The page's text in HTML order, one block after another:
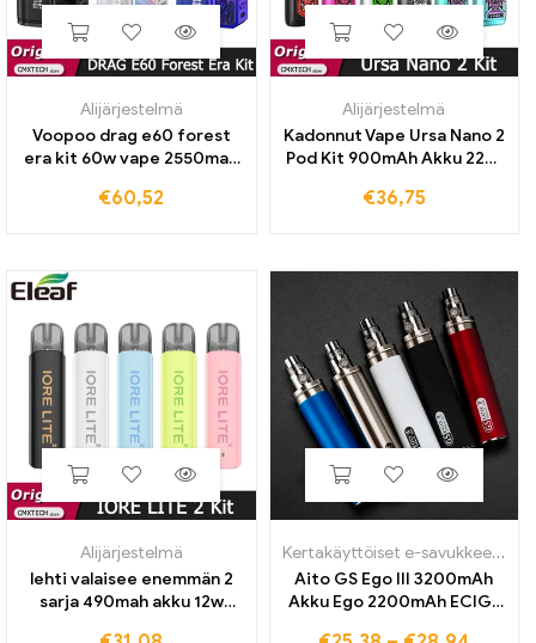
Alijärjestelmä
Voopoo drag e60 forest
era kit 60w vape 2550mah
patruuna sopii pnp coil vm1
€60,52
Alijärjestelmä
Kadonnut Vape Ursa Nano 2
Pod Kit 900mAh Akku 22W
Patrone 0.6/0,8 Ohm
€36,75
Alijärjestelmä
lehti valaisee enemmän 2
sarja 490mah akku 12w
Kertakäyttöiset e-savukkeet
,
Aito GS Ego III 3200mAh
Akku Ego 2200mAh ECIG-